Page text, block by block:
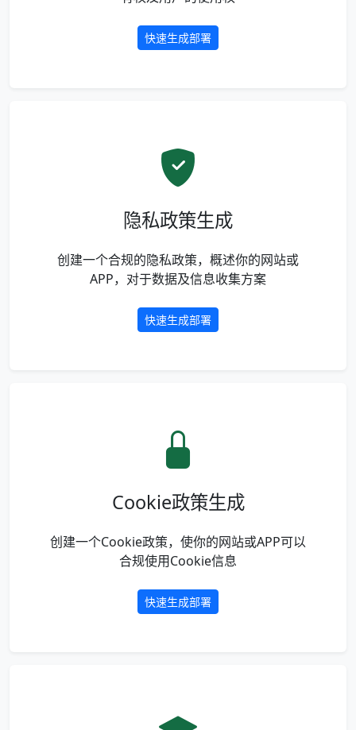
快速生成部署
隐私政策生成
创建一个合规的隐私政策，概述你的网站或
APP，对于数据及信息收集方案
快速生成部署
Cookie政策生成
创建一个Cookie政策，使你的网站或APP可以
合规使用Cookie信息
快速生成部署